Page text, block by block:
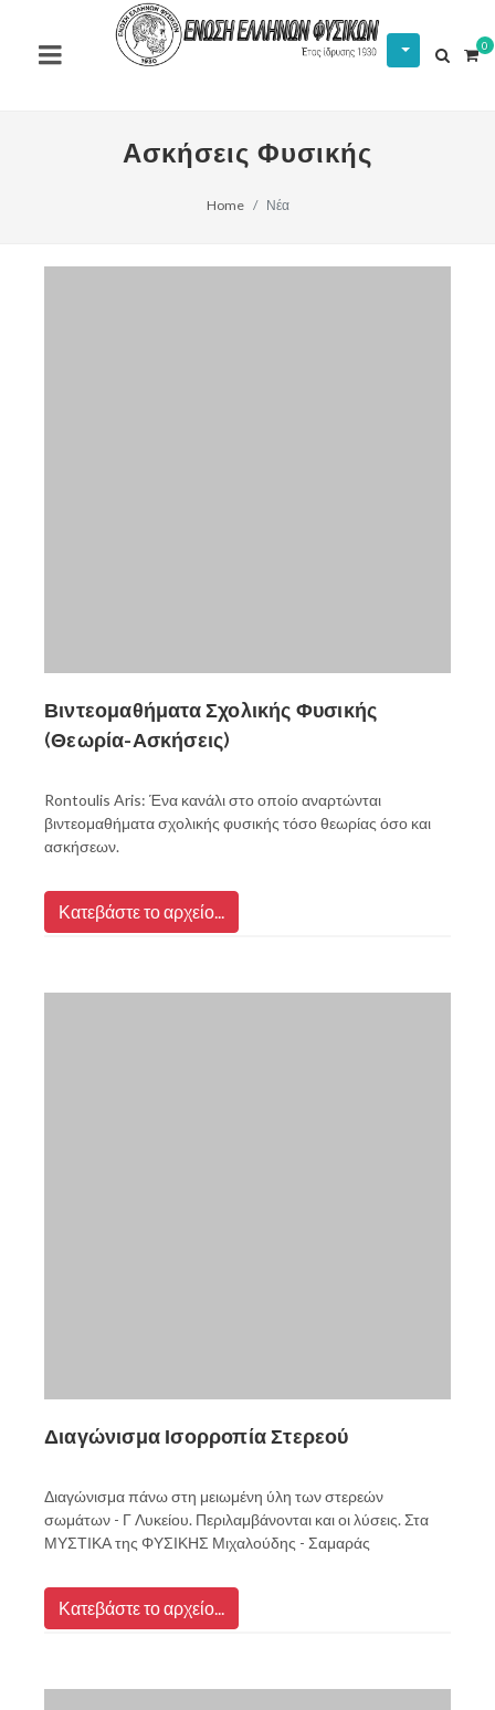
0
Ασκήσεις Φυσικής
Home Νέα
Βιντεομαθήματα Σχολικής Φυσικής
(Θεωρία-Ασκήσεις)
Rontoulis Aris: Ένα κανάλι στο οποίο αναρτώνται
βιντεομαθήματα σχολικής φυσικής τόσο θεωρίας όσο και
ασκήσεων.
Κατεβάστε το αρχείο...
Διαγώνισμα Ισορροπία Στερεού
Διαγώνισμα πάνω στη μειωμένη ύλη των στερεών
σωμάτων - Γ Λυκείου. Περιλαμβάνονται και οι λύσεις. Στα
ΜΥΣΤΙΚΑ της ΦΥΣΙΚΗΣ Μιχαλούδης - Σαμαράς
Κατεβάστε το αρχείο...